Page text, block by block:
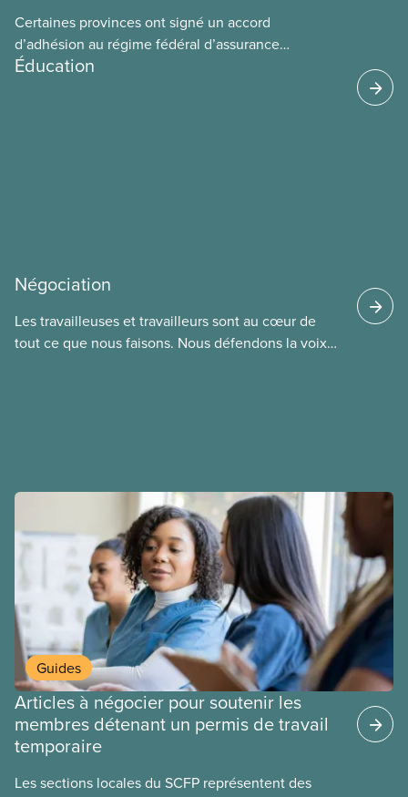
Certaines provinces ont signé un accord
d’adhésion au régime fédéral d’assurance
médicaments. Les sections locales du SCFP dans
Éducation
Négociation
Les travailleuses et travailleurs sont au cœur de
tout ce que nous faisons. Nous défendons la voix
Guides
Articles à négocier pour soutenir les
membres détenant un permis de travail
temporaire
Les sections locales du SCFP représentent des